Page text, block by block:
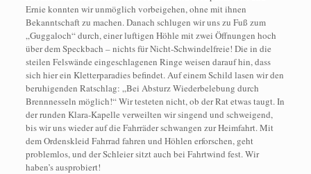
Ernie konnten wir unmöglich vorbeigehen, ohne mit ihnen
Bekanntschaft zu machen. Danach schlugen wir uns zu Fuß zum
„Guggaloch“ durch, einer luftigen Höhle mit zwei Öffnungen hoch
über dem Speckbach – nichts für Nicht-Schwindelfreie! Die in die
steilen Felswände eingeschlagenen Ringe weisen darauf hin, dass
sich hier ein Kletterparadies befindet. Auf einem Schild lasen wir den
beruhigenden Ratschlag: „Bei Absturz Wiederbelebung durch
Brennnesseln möglich!“ Wir testeten nicht, ob der Rat etwas taugt. In
der runden Klara-Kapelle verweilten wir singend und schweigend,
bis wir uns wieder auf die Fahrräder schwangen zur Heimfahrt. Mit
dem Ordenskleid Fahrrad fahren und Höhlen erforschen, geht
problemlos, und der Schleier sitzt auch bei Fahrtwind fest. Wir
haben’s ausprobiert!